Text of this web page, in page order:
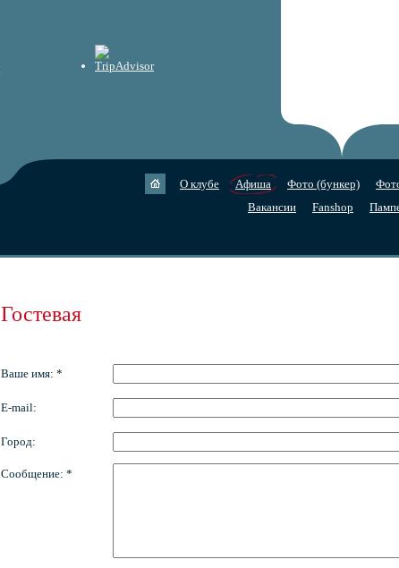
О клубе Афиша Фото (бункер)
Вакансии
Fanshop
Гостевая
Ваше имя: *
E-mail:
Город:
Сообщение: *